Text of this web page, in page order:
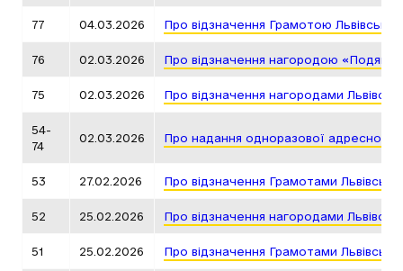
77 04.03.2026 Про відзначення Грамотою
76 02.03.2026 Про відзначення нагородою «Подяка
75 02.03.2026 Про відзначення нагородами
54-
74
02.03.2026 Про надання одноразової адресної
53 27.02.2026 Про відзначення Грамотами
52 25.02.2026 Про відзначення нагородами
51 25.02.2026 Про відзначення Грамотами